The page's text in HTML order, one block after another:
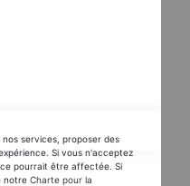
/ 14h - 17h30
services, proposer des
Si vous n'acceptez
pourrait être affectée. Si
notre Charte pour la